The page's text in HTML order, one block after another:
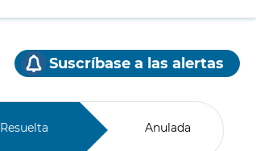
Suscríbase a las alertas
Resuelta Anulada